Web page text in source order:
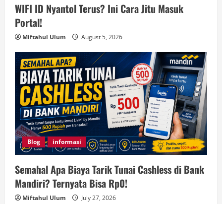
WIFI ID Nyantol Terus? Ini Cara Jitu Masuk
Portal!
Miftahul Ulum August 5, 2026
Blog informasi
Semahal Apa Biaya Tarik Tunai Cashless di Bank
Mandiri? Ternyata Bisa Rp0!
Miftahul Ulum July 27, 2026